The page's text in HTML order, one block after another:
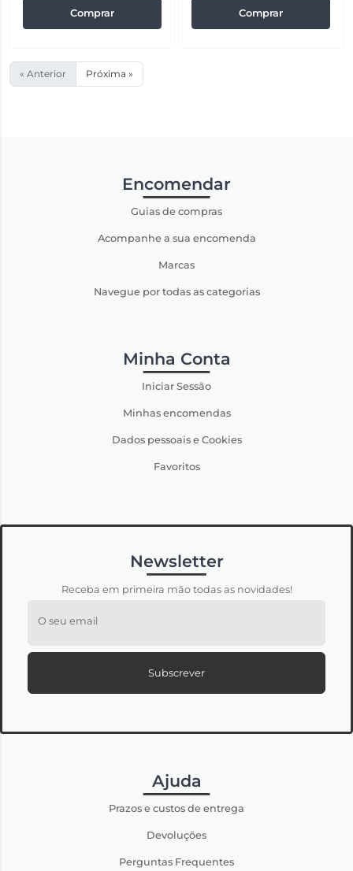
Comprar Comprar
« Anterior Próxima »
Encomendar
Guias de compras
Acompanhe a sua encomenda
Marcas
Navegue por todas as categorias
Minha Conta
Iniciar Sessão
Minhas encomendas
Dados pessoais e Cookies
Favoritos
Newsletter
Receba em primeira mão todas as novidades!
O seu email
Subscrever
Ajuda
Prazos e custos de entrega
Devoluções
Perguntas Frequentes